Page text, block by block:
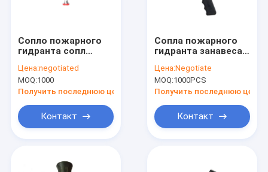
Сопло пожарного
гидранта сопл
NPT стальное для
пожаротушения
Цена:negotiated
MOQ:1000
Получить последнюю цену
Контакт
Сопла пожарного
гидранта занавеса
струю сопло
водяного пистолета
спринклера брызг
Цена:Negotiate
MOQ:1000PCS
Получить последнюю цену
Контакт